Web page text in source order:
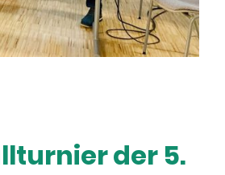
der 5.